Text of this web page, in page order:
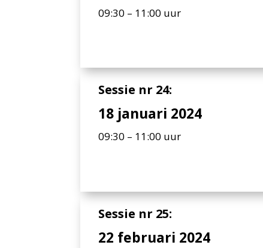
09:30 – 11:00 uur
Sessie nr 24:
18 januari 2024
09:30 – 11:00 uur
Sessie nr 25:
22 februari 2024